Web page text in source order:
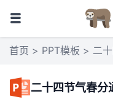
首页 > PPT模板 > 二
二十四节气春